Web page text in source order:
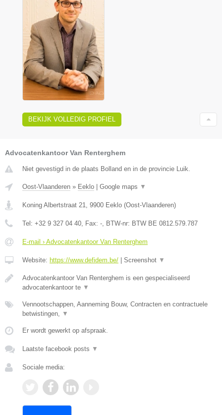
BEKIJK VOLLEDIG PROFIEL
Advocatenkantoor Van Renterghem
Niet gevestigd in de plaats Bolland en in de provincie Luik.
Oost-Vlaanderen » Eeklo Google maps ▼
Koning Albertstraat 21 9900 Eeklo (Oost-Vlaanderen)
Tel: +32 9 327 04 40 , Fax: - , BTW-nr: BTW BE 0812.579.787
E-mail › Advocatenkantoor Van Renterghem
Website: https://www.defidem.be/ Screenshot ▼
Advocatenkantoor Van Renterghem is een gespecialiseerd
advocatenkantoor te ▼
Vennootschappen, Aanneming Bouw, Contracten en contractuele
betwistingen,
▼
Er wordt gewerkt op afspraak.
Laatste facebook posts ▼
Sociale media: